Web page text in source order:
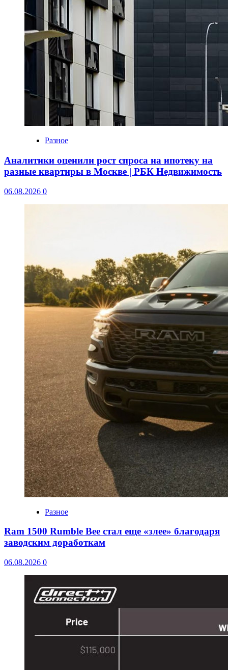
Разное
Аналитики оценили рост спроса на ипотеку на
разные квартиры в Москве | РБК Недвижимость
06.08.2026 0
Разное
Ram 1500 Rumble Bee стал еще «злее» благодаря
заводским доработкам
06.08.2026 0